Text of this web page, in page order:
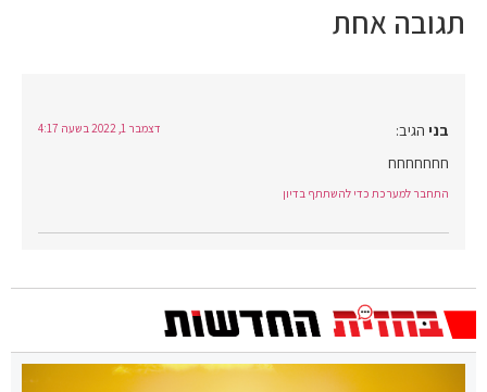
תגובה אחת
בני הגיב: דצמבר 1, 2022 בשעה 4:17
חחחחחחח
התחבר למערכת כדי להשתתף בדיון